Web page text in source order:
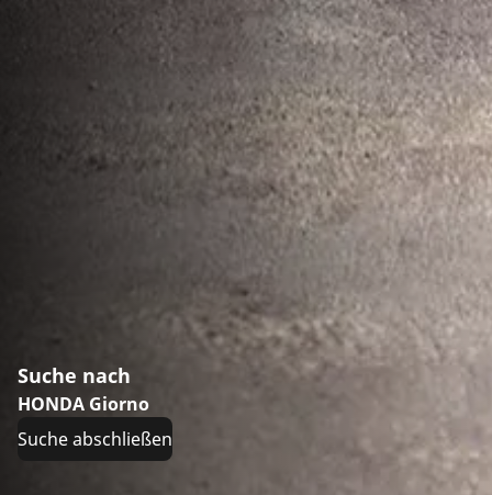
Suche nach
HONDA Giorno
Suche abschließen